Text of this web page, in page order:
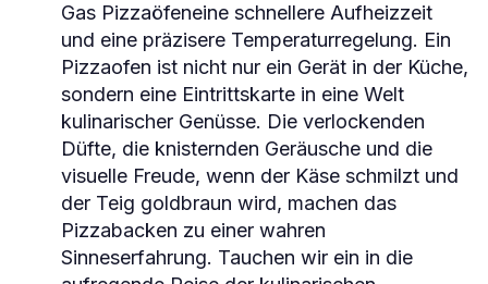
Gas Pizzaöfeneine schnellere Aufheizzeit
und eine präzisere Temperaturregelung. Ein
Pizzaofen ist nicht nur ein Gerät in der Küche,
sondern eine Eintrittskarte in eine Welt
kulinarischer Genüsse. Die verlockenden
Düfte, die knisternden Geräusche und die
visuelle Freude, wenn der Käse schmilzt und
der Teig goldbraun wird, machen das
Pizzabacken zu einer wahren
Sinneserfahrung. Tauchen wir ein in die